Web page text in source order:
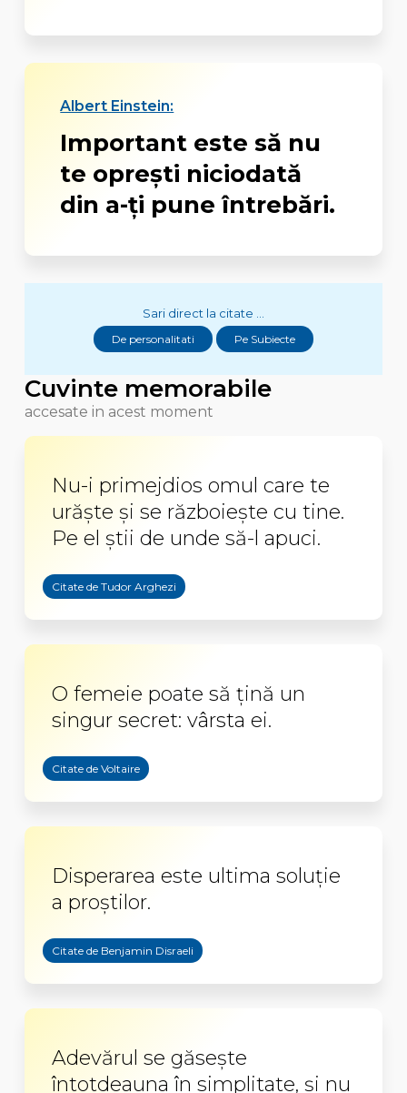
Albert Einstein:
Important este să nu
te oprești niciodată
din a-ți pune întrebări.
Sari direct la citate ...
De personalitati Pe Subiecte
Cuvinte memorabile
accesate in acest moment
Nu-i primejdios omul care te
urăște și se războiește cu tine.
Pe el știi de unde să-l apuci.
Citate de Tudor Arghezi
O femeie poate să țină un
singur secret: vârsta ei.
Citate de Voltaire
Disperarea este ultima soluție
a proștilor.
Citate de Benjamin Disraeli
Adevărul se găseşte
întotdeauna în simplitate, şi nu